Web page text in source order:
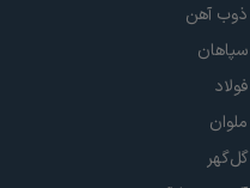
ذوب آهن
سپاهان
فولاد
ملوان
گل‌گهر